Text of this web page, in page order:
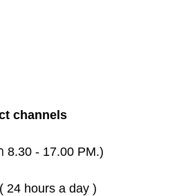
channels
8.30 - 17.00 PM.)
( 24 hours a day )